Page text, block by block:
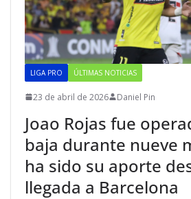
LIGA PRO ÚLTIMAS NOTICIAS
23 de abril de 2026 Daniel Pin
Joao Rojas fue
baja durante nueve
ha sido su aporte
llegada a Barcelona